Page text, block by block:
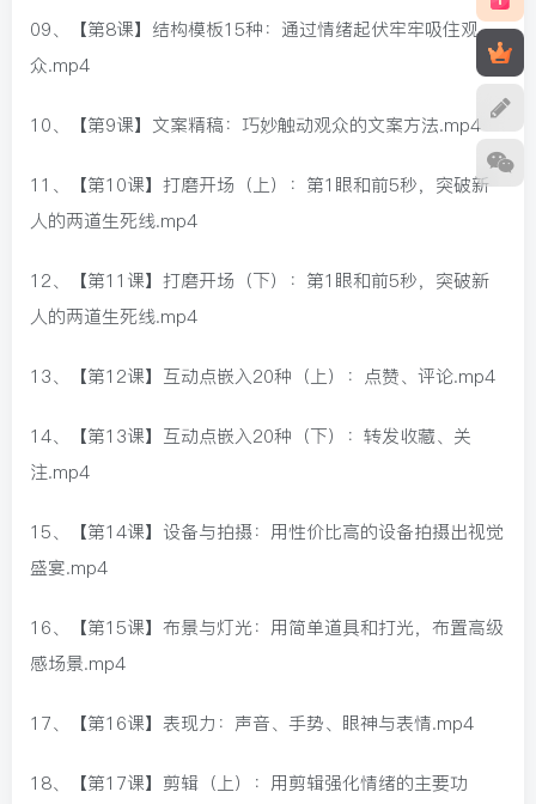
09、【第8课】结构模板15种：通过情绪起伏牢牢吸住观
众.mp4
10、【第9课】文案精稿：巧妙触动观众的文案方法.mp4
11、【第10课】打磨开场（上）：第1眼和前5秒，突破新
人的两道生死线.mp4
12、【第11课】打磨开场（下）：第1眼和前5秒，突破新
人的两道生死线.mp4
13、【第12课】互动点嵌入20种（上）：点赞、评论.mp4
14、【第13课】互动点嵌入20种（下）：转发收藏、关
注.mp4
15、【第14课】设备与拍摄：用性价比高的设备拍摄出视觉
盛宴.mp4
16、【第15课】布景与灯光：用简单道具和打光，布置高级
感场景.mp4
17、【第16课】表现力：声音、手势、眼神与表情.mp4
18、【第17课】剪辑（上）：用剪辑强化情绪的主要功